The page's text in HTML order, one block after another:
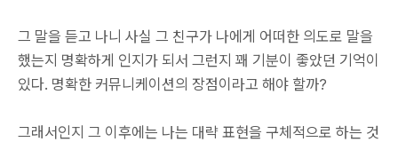
그 말을 듣고 나니 사실 그 친구가 나에게 어떠한 의도로 말을
했는지 명확하게 인지가 되서 그런지 꽤 기분이 좋았던 기억이
있다. 명확한 커뮤니케이션의 장점이라고 해야 할까?
그래서인지 그 이후에는 나는 대략 표현을 구체적으로 하는 것